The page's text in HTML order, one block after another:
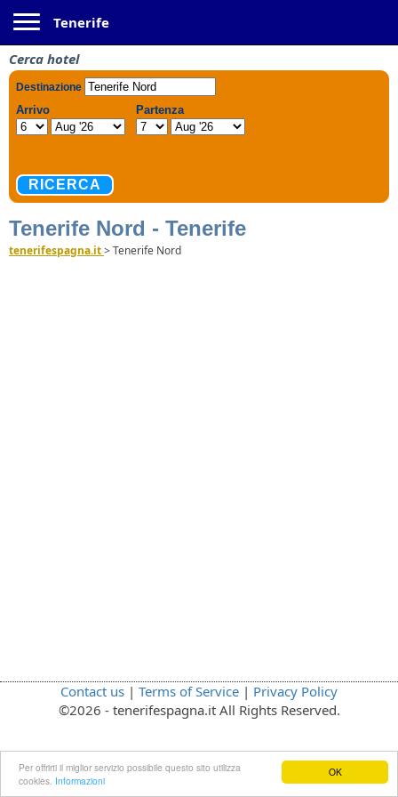
OK
Per offrirti il miglior servizio possibile questo sito utilizza
cookies. Informazioni
Tenerife
Cerca hotel
Tenerife Nord - Tenerife
tenerifespagna.it>Tenerife Nord
Contact us | Terms of Service | Privacy Policy
©2026 - tenerifespagna.it All Rights Reserved.